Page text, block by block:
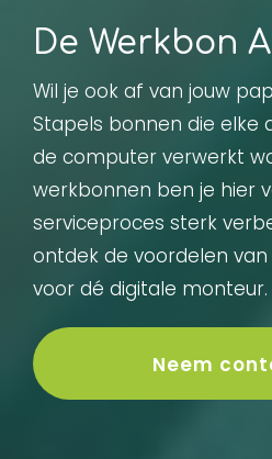
De Werkbon
Wil je ook af van jouw
Stapels bonnen die elke
de computer verwerkt
werkbonnen ben je hier
serviceproces sterk
ontdek de voordelen
voor dé digitale monteur.
Neem